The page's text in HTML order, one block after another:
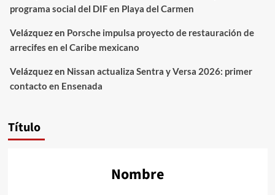
programa social del DIF en Playa del Carmen
Velázquezen Porsche impulsa proyecto de restauración de
arrecifes en el Caribe mexicano
Velázquezen Nissan actualiza Sentra y Versa 2026: primer
contacto en Ensenada
Título
Nombre